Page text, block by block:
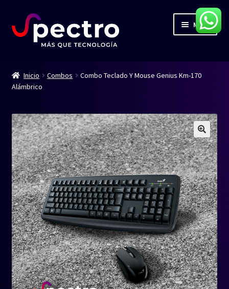
a
al
contenido
Menú
Servicios
Productos
Contacto
Blog
Inicio Combos
Combo Teclado Y Mouse Genius Km-170
Alámbrico